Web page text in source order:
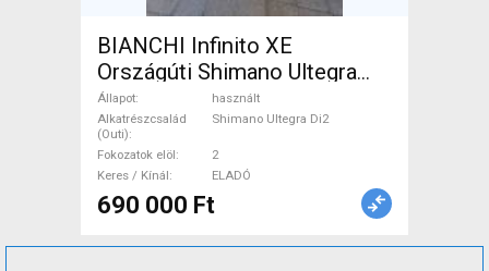
BIANCHI Infinito XE
Országúti Shimano Ultegra
Di2 tárcsafék használt ELADÓ
Állapot
használt
Alkatrészcsalád
(Outi)
Shimano Ultegra Di2
Fokozatok elöl
2
Keres / Kínál
ELADÓ
690 000 Ft